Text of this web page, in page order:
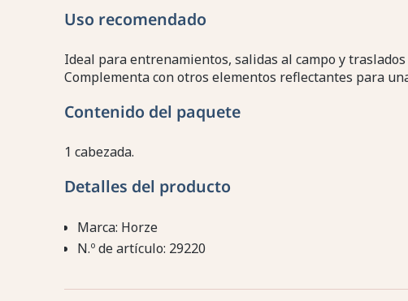
Uso recomendado
Ideal para entrenamientos, salidas al campo y
Complementa con otros elementos reflectantes para
Contenido del paquete
1 cabezada.
Detalles del producto
Marca: Horze
N.º de artículo: 29220